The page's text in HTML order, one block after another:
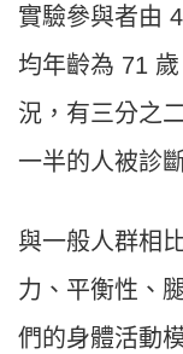
實驗參與者由
均年齡為 71
況，有三分之
一半的人被診
與一般人群相
力、平衡性、
們的身體活動